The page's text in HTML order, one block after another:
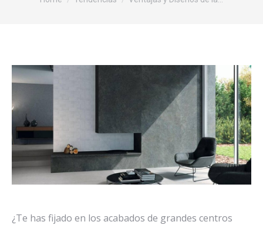
¿Te has fijado en los acabados de grandes centros